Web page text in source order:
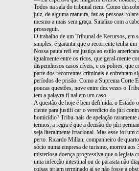
Todos na sala do tribunal riem. Como
juiz, de alguma maneira, faz as pessoas
mesmo a mais sem graça. Sinalizo com a
prosseguir.
O trabalho de um Tribunal de Recursos, em
simples, é garantir que o recorrente tenha
Nossa pauta refl ete justiça ao estilo
igualmente entre os ricos, que geral-mente
dispendiosos casos cíveis, e os pobres, que
parte dos recorrentes criminais e enfrentam
períodos de prisão. Como a Suprema Corte
poucas questões, nove entre dez vezes o
tem a palavra fi nal em um caso.
A questão de hoje é bem defi nida: o Estado
ciente para justifi car o veredicto do júri
homicídio? Tribu-nais de apelação raramente
termos; a regra é que a decisão do júri
seja literalmente irracional. Mas esse foi um
perto. Ricardo Millan, companheiro de
sócio numa empresa de turismo, morreu aos
misteriosa doença progressiva que o legista
uma infecção intestinal ou de parasita não
coisas teriam terminado aí se não fosse a